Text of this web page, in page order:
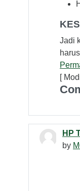
Jadi
[
HP
by